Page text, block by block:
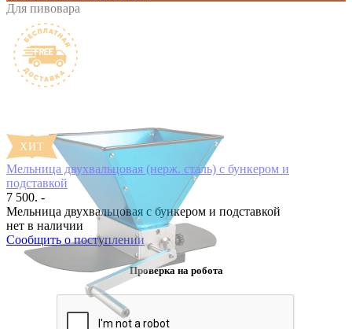
Для пивовара
Мельница двухвальцовая (нерж. сталь) с бункером и
подставкой
7 500. -
Мельница двухвальцовая с бункером и подставкой
нет в наличии
Сообщить о поступлении
Проверка на робота